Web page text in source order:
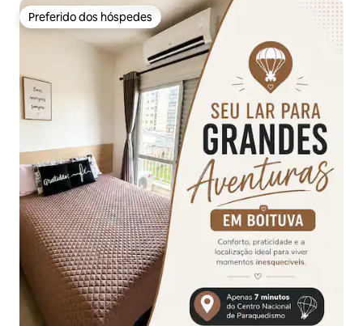
Preferido dos hóspedes
Preferido dos hóspedes